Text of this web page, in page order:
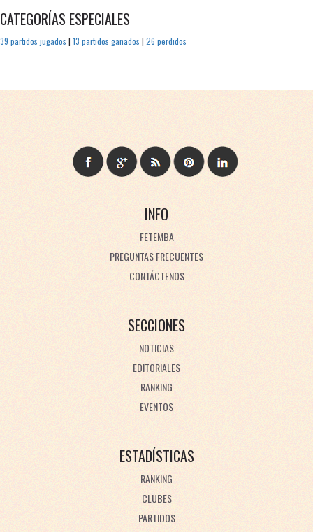
CATEGORÍAS ESPECIALES
39 partidos jugados | 13 partidos ganados | 26 perdidos
INFO
FETEMBA
PREGUNTAS FRECUENTES
CONTÁCTENOS
SECCIONES
NOTICIAS
EDITORIALES
RANKING
EVENTOS
ESTADÍSTICAS
RANKING
CLUBES
PARTIDOS